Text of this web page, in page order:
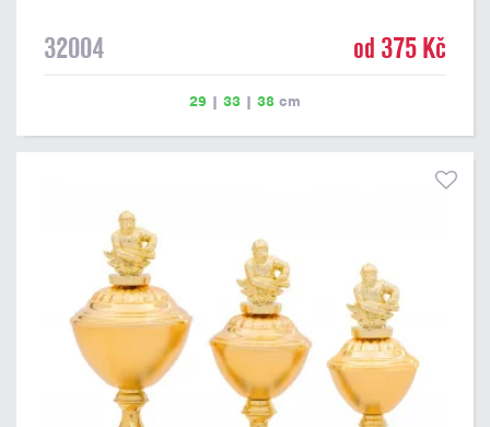
32004 od 375 Kč
29 | 33 | 38 cm